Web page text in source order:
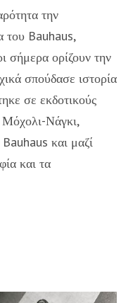
την
του Bauhaus,
σήμερα ορίζουν την
σπούδασε ιστορία
σε εκδοτικούς
Νάγκι,
και μαζί
και τα